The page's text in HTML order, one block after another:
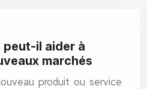
peut-il aider à
marchés
produit ou service